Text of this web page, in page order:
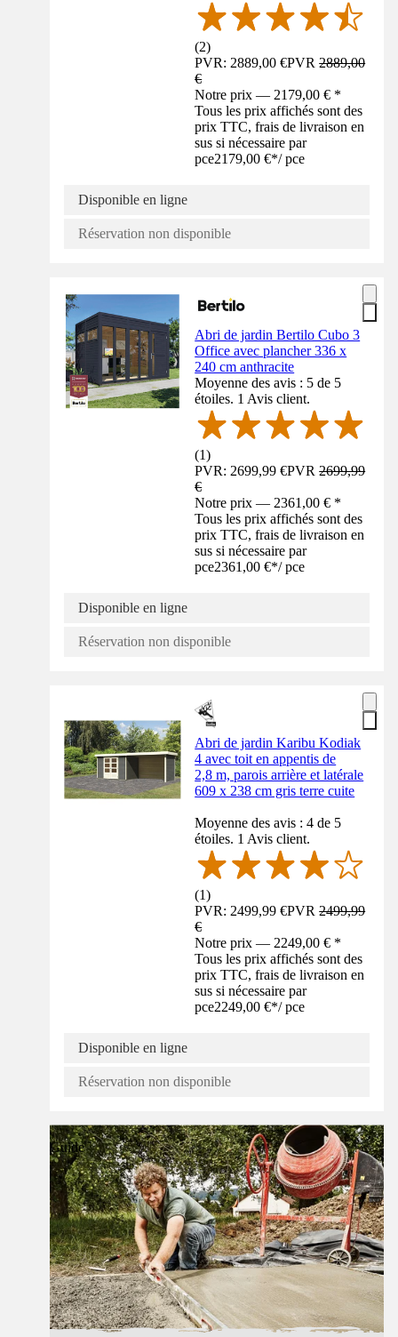
(2)
PVR: 2889,00 €PVR2889,00
€
Notre prix — 2179,00 € *
Tous les prix affichés sont des
prix TTC, frais de livraison en
sus si nécessaire par
pce2179,00 €*/ pce
Disponible en ligne
Réservation non disponible
Abri de jardin Bertilo Cubo 3
Office avec plancher 336 x
240 cm anthracite
Moyenne des avis : 5 de 5
étoiles. 1 Avis client.
(1)
PVR: 2699,99 €PVR2699,99
€
Notre prix — 2361,00 € *
Tous les prix affichés sont des
prix TTC, frais de livraison en
sus si nécessaire par
pce2361,00 €*/ pce
Disponible en ligne
Réservation non disponible
Abri de jardin Karibu Kodiak
4 avec toit en appentis de
2,8 m, parois arrière et latérale
609 x 238 cm gris terre cuite
Moyenne des avis : 4 de 5
étoiles. 1 Avis client.
(1)
PVR: 2499,99 €PVR2499,99
€
Notre prix — 2249,00 € *
Tous les prix affichés sont des
prix TTC, frais de livraison en
sus si nécessaire par
pce2249,00 €*/ pce
Disponible en ligne
Réservation non disponible
Guide